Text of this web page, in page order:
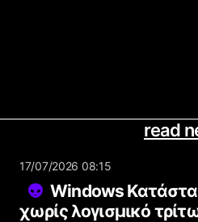
read
17/07/2026 08:15
Windows
χωρίς λογισμικό